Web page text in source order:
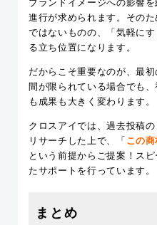
ブランドイメージへの影響
進行が求められます。その
ではないものの、「気軽に
る立ち位置になります。
だからこそ重要なのが、最
間が限られている場合でも
も成果も大きく変わります。
クロスアイでは、過去投稿
リサーチした上で、「 この
という前提からご提案！ス
たサポートを行っています。
まとめ